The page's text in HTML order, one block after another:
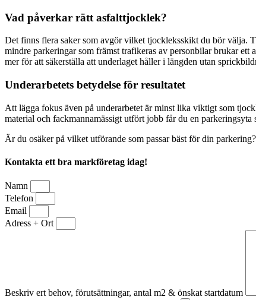
Vad påverkar rätt asfalttjocklek?
Det finns flera saker som avgör vilket tjockleksskikt du bör välja.
mindre parkeringar som främst trafikeras av personbilar brukar
mer för att säkerställa att underlaget håller i längden utan
Underarbetets betydelse för resultatet
Att lägga fokus även på underarbetet är minst lika viktigt som
material och fackmannamässigt utfört jobb får du en parkeringsyta
Är du osäker på vilket utförande som passar bäst för din
Kontakta ett bra markföretag idag!
Namn
Telefon
Email
Adress + Ort
Beskriv ert behov, förutsättningar, antal m2 & önskat startdatum